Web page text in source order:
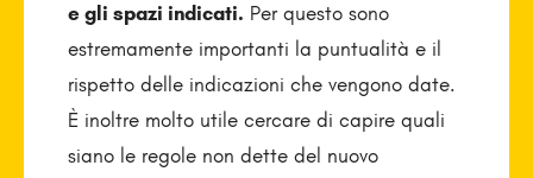
e gli spazi indicati. Per questo sono
estremamente importanti la puntualità e il
rispetto delle indicazioni che vengono date.
È inoltre molto utile cercare di capire quali
siano le regole non dette del nuovo